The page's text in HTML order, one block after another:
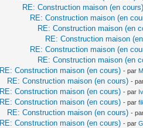
RE: Construction maison (en cours)
RE: Construction maison (en
RE: Construction maison (en
RE: Construction maison
RE: Construction maison (en
RE: Construction maison (en
RE: Construction maison (en cours) - par
RE: Construction maison (en cours) -
RE: Construction maison (en cours) - par
RE: Construction maison (en cours) - par
RE: Construction maison (en cours) -
RE: Construction maison (en cours) - par